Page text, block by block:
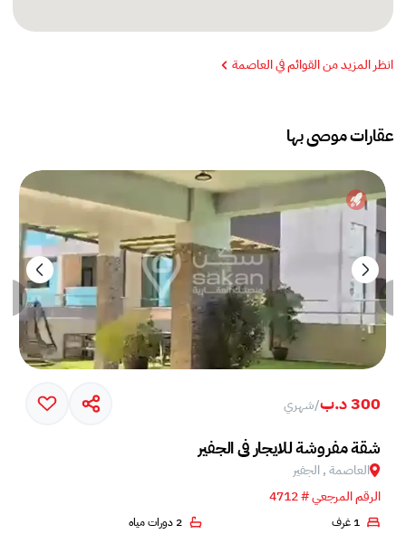
انظر المزيد من القوائم في العاصمة
عقارات موصى بها
300 د.ب /شهري
شقة مفروشة للايجار في الجفير
العاصمة , الجفير
الرقم المرجعي # 4712
1 غرف 2 دورات مياه